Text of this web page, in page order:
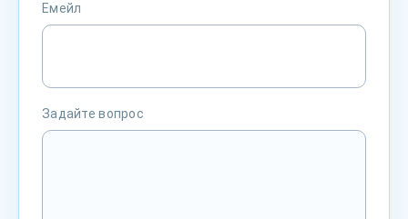
Емейл
Задайте вопрос